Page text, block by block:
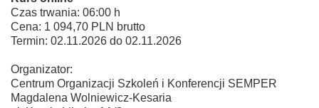
Czas trwania: 06:00 h
Cena: 1 094,70 PLN brutto
Termin: 02.11.2026 do 02.11.2026
Organizator:
Centrum Organizacji Szkoleń i Konferencji SEMPER
Magdalena Wolniewicz-Kesaria